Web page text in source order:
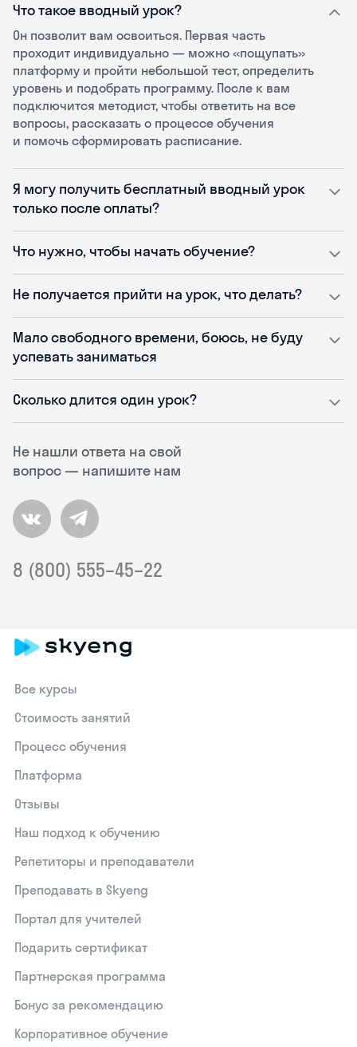
Не нашли ответа на свой
вопрос — напишите нам
8 (800) 555–45–22
Что такое вводный урок?
Он позволит вам освоиться. Первая часть
проходит индивидуально — можно «пощупать»
платформу и пройти небольшой тест, определить
уровень и подобрать программу. После к вам
подключится методист, чтобы ответить на все
вопросы, рассказать о процессе обучения
и помочь сформировать расписание.
Я могу получить бесплатный вводный урок
только после оплаты?
Что нужно, чтобы начать обучение?
Не получается прийти на урок, что делать?
Мало свободного времени, боюсь, не буду
успевать заниматься
Сколько длится один урок?
Все курсы
Стоимость занятий
Процесс обучения
Платформа
Отзывы
Наш подход к обучению
Репетиторы и преподаватели
Преподавать в Skyeng
Портал для учителей
Подарить сертификат
Партнерская программа
Бонус за рекомендацию
Корпоративное обучение